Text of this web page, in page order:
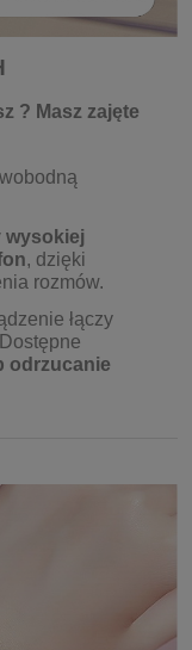
? Masz zajęte
wysokiej
, dzięki
rozmów.
łączy
odrzucanie